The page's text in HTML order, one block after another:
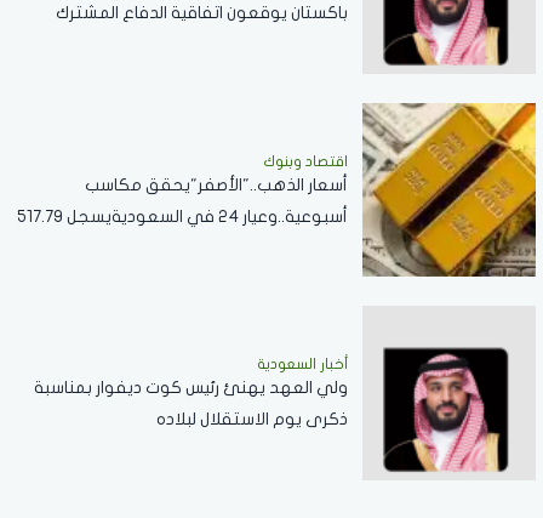
باكستان يوقعون اتفاقية الدفاع المشترك
اقتصاد وبنوك
أسعار الذهب.."الأصفر"يحقق مكاسب
أسبوعية..وعيار 24 في السعوديةيسجل 517.79
أخبار السعودية
ولي العهد يهنئ رئيس كوت ديفوار بمناسبة
ذكرى يوم الاستقلال لبلاده